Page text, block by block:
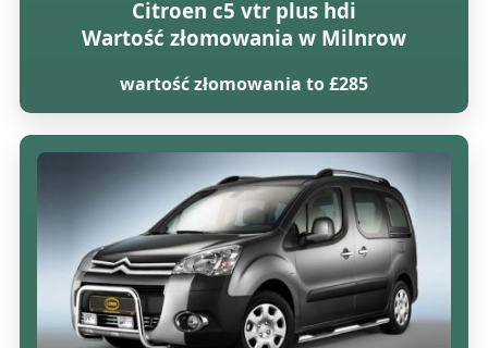
Citroen c5 vtr plus hdi
Wartość złomowania w Milnrow
wartość złomowania to £285